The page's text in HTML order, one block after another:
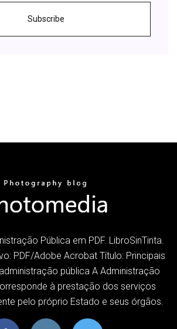
Subscribe
Pública em PDF. LibroSinTinta.
PDF/Adobe Acrobat Título: Principais
pública A Administração
à prestação dos serviços
pelo próprio Estado e seus órgãos.